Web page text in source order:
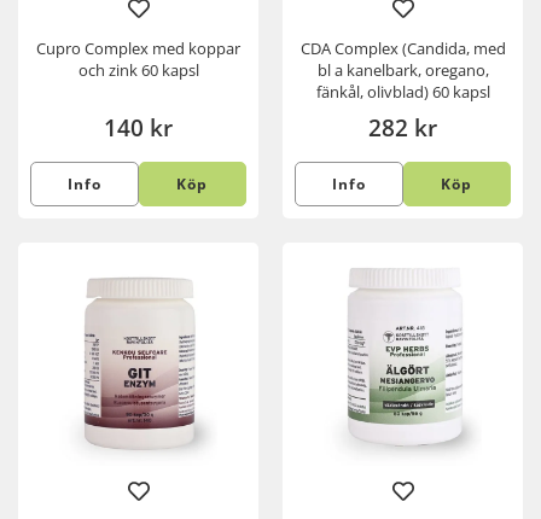
Cupro Complex med koppar
och zink 60 kapsl
140 kr
Info Köp
CDA Complex (Candida, med
bl a kanelbark, oregano,
fänkål, olivblad) 60 kapsl
282 kr
Info Köp